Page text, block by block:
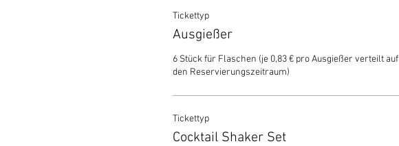
Tickettyp
Ausgießer
6 Stück für Flaschen (je 0,83 € pro Ausgießer verteilt auf
den Reservierungszeitraum)
Tickettyp
Cocktail Shaker Set